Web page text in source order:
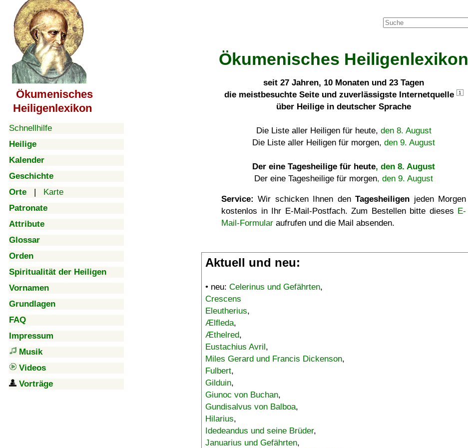
Ökumenisches
Heiligenlexikon
Schnellhilfe
Heilige
Kalender
Geschichte
Orte | Karte
Patronate
Attribute
Glossar
Orden
Spiritualität der Heiligen
Vornamen
Grundlagen
FAQ
Impressum
Musik
Videos
Vorträge
Ökumenisches Heiligenlexikon
seit 27 Jahren, 10 Monaten und 23 Tagen
die meistbesuchte Seite und zuverlässigste Internetquelle
1
über Heilige in deutscher Sprache
Die Liste aller Heiligen für heute, den 8. August
Die Liste aller Heiligen für morgen, den 9. August
Der eine Tagesheilige für heute, den 8. August
Der eine Tagesheilige für morgen, den 9. August
Service: Wir schicken Ihnen denTagesheiligen jeden Morgen
kostenlos in Ihr E-Mail-Postfach. Zum Bestellen bitte dieses E-
Mail-Formular aufrufen und die Mail absenden.
Aktuell und neu:
• neu: Celerinus und Gefährten,
Crescens
Eleutherius,
Ælfleda,
Æthelred,
Eustachius Avril,
Miles Gerard und Francis Dickenson,
Fulbert,
Gilduin,
Giunoc von Buchan,
Gundisalvus von Balboa,
Hilarius,
Idedeandus und seine Brüder,
Januarius und Gefährten,